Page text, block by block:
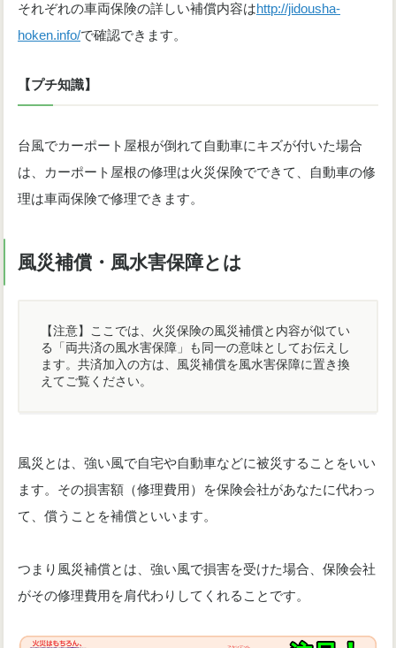
それぞれの車両保険の詳しい補償内容はhttp://jidousha-
hoken.info/で確認できます。
【プチ知識】
台風でカーポート屋根が倒れて自動車にキズが付いた場合
は、カーポート屋根の修理は火災保険でできて、自動車の修
理は車両保険で修理できます。
風災補償・風水害保障とは
【注意】ここでは、火災保険の風災補償と内容が似てい
る「両共済の風水害保障」も同一の意味としてお伝えし
ます。共済加入の方は、風災補償を風水害保障に置き換
えてご覧ください。
風災とは、強い風で自宅や自動車などに被災することをいい
ます。その損害額（修理費用）を保険会社があなたに代わっ
て、償うことを補償といいます。
つまり風災補償とは、強い風で損害を受けた場合、保険会社
がその修理費用を肩代わりしてくれることです。